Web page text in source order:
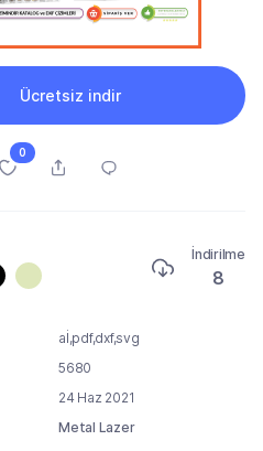
Ücretsiz indir
0
İndirilme
8
aİ,pdf,dxf,svg
5680
24 Haz 2021
Metal Lazer